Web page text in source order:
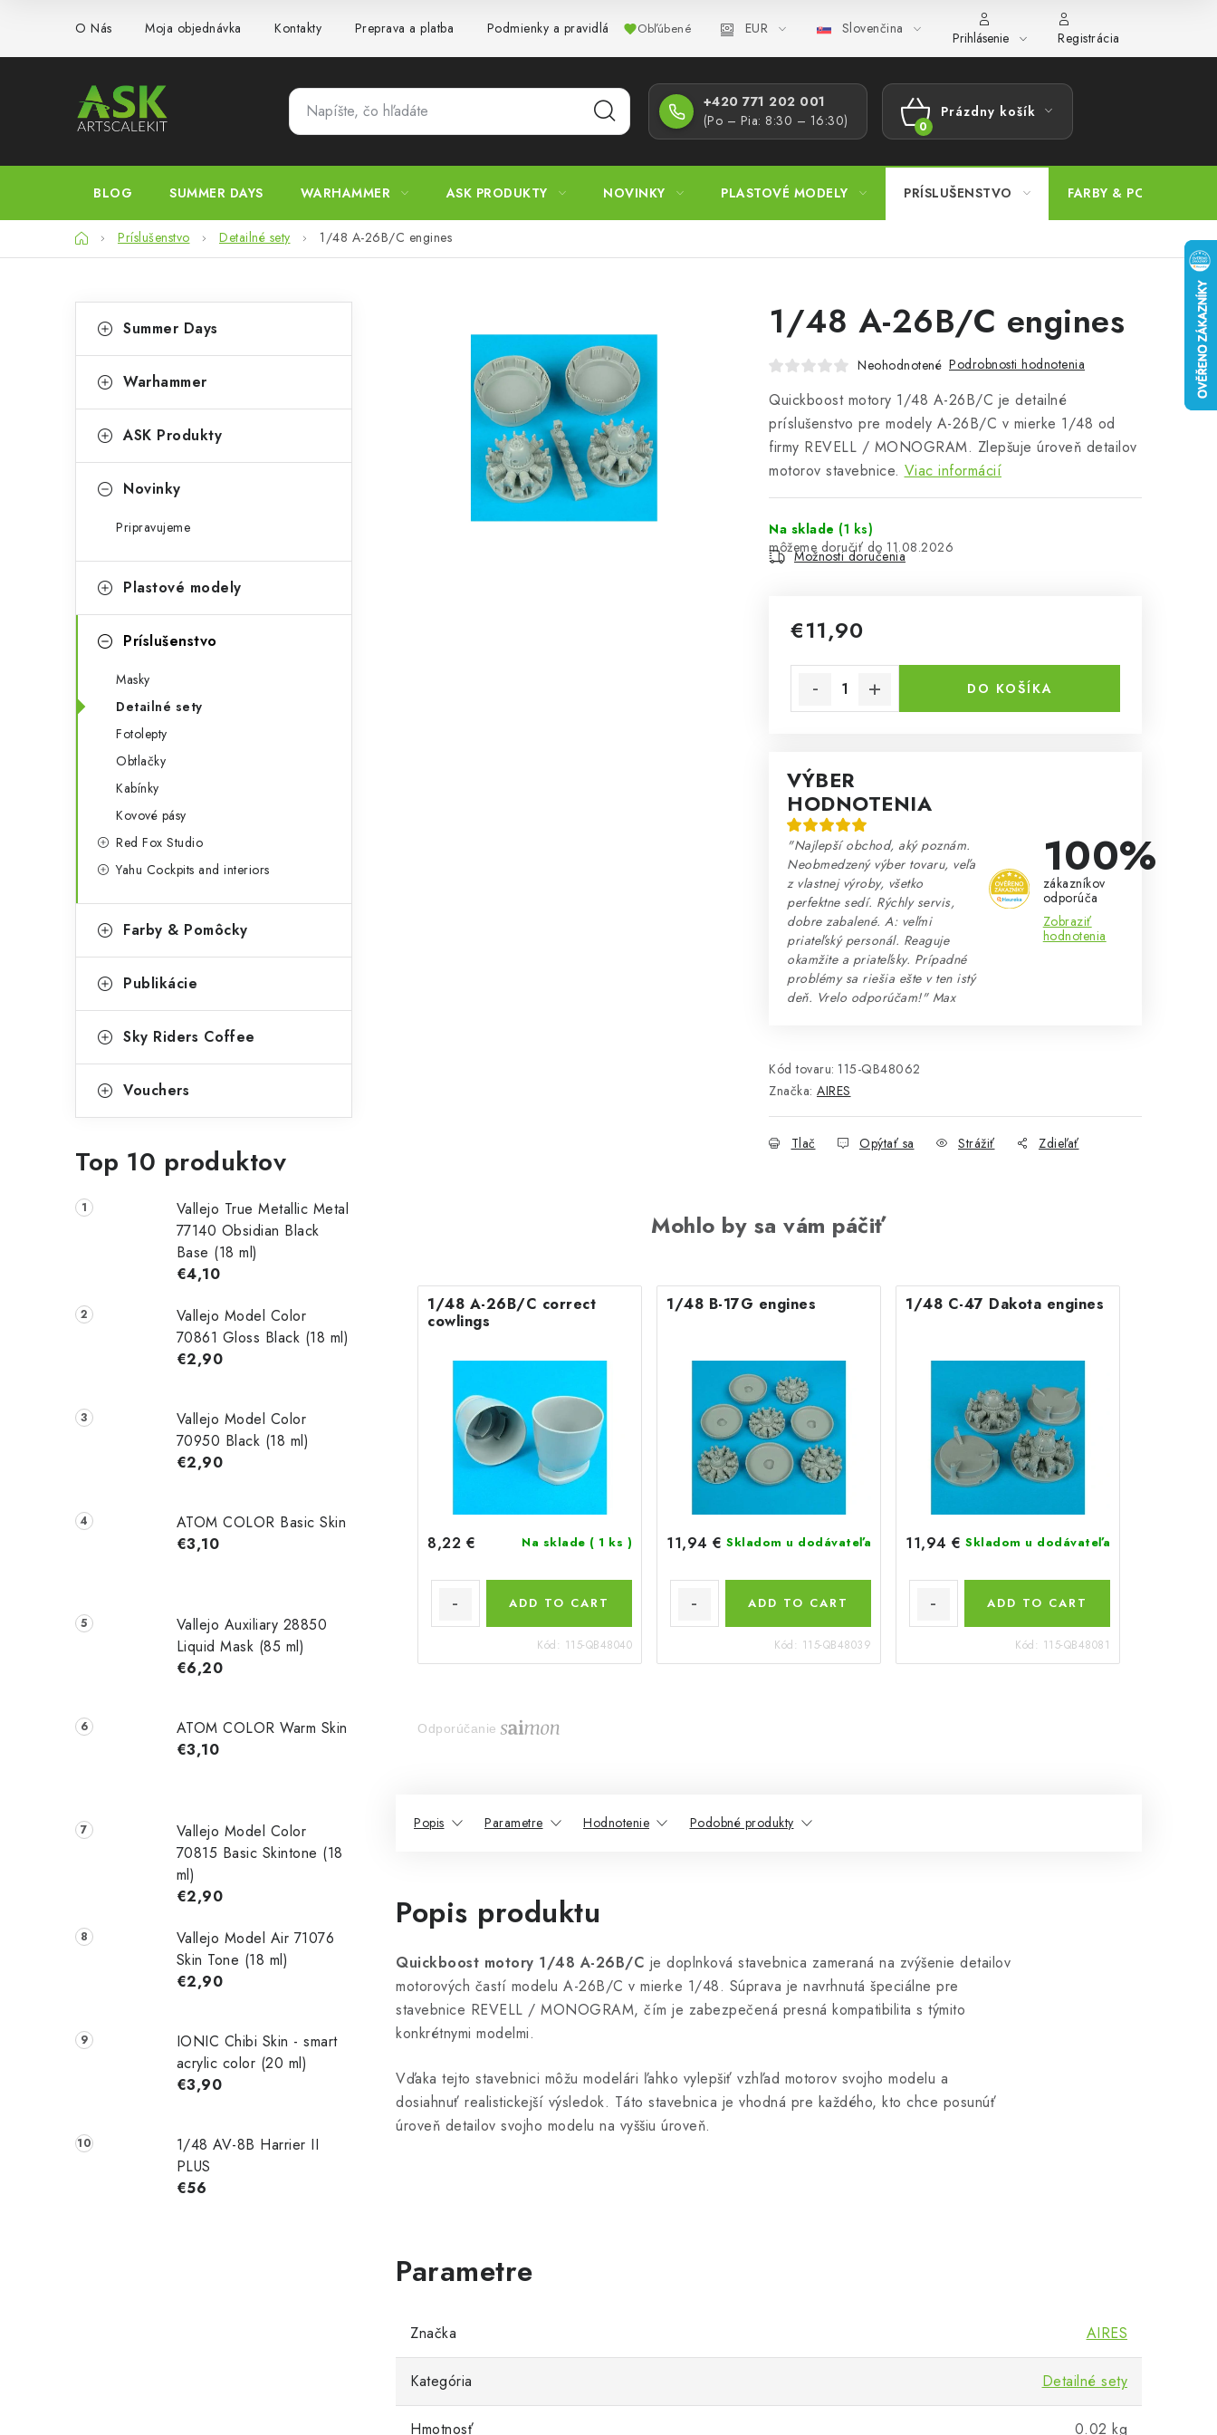
obsah
O Nás Moja objednávka Kontakty Preprava a platba Podmienky a pravidlá Zásady ochrany osobných údajov Postup pri podávaní sťažností Veľkoobchod
Obľúbené EUR Slovenčina
Prihlásenie Registrácia
+420 771 202 001​
(Po – Pia: 8:30 – 16:30)
NÁKUPNÝ
Prázdny košík
BLOG SUMMER DAYS WARHAMMER ASK PRODUKTY NOVINKY PLASTOVÉ MODELY PRÍSLUŠENSTVO FARBY & POMÔCKY
DomovPríslušenstvo Detailné sety 1/48 A-26B/C engines
o
n
ý
n
l
kategórie
a
e
ó
e
Summer Days
Warhammer
ASK Produkty
Novinky
Pripravujeme
Plastové modely
Príslušenstvo
Masky
Detailné sety
Fotolepty
Obtlačky
Kabínky
Kovové pásy
Red Fox Studio
Yahu Cockpits and interiors
Farby & Pomôcky
Publikácie
Sky Riders Coffee
Vouchers
Top 10 produktov
Vallejo True Metallic Metal
77140 Obsidian Black
Base (18 ml)
€4,10
Vallejo Model Color
70861 Gloss Black (18 ml)
€2,90
Vallejo Model Color
70950 Black (18 ml)
€2,90
ATOM COLOR Basic Skin
€3,10
Vallejo Auxiliary 28850
Liquid Mask (85 ml)
€6,20
ATOM COLOR Warm Skin
€3,10
Vallejo Model Color
70815 Basic Skintone (18
ml)
€2,90
Vallejo Model Air 71076
Skin Tone (18 ml)
€2,90
IONIC Chibi Skin - smart
acrylic color (20 ml)
€3,90
1/48 AV-8B Harrier II
PLUS
€56
1/48 A-26B/C engines
Neohodnotené Podrobnosti hodnotenia
Quickboost motory 1/48 A-26B/C je detailné
príslušenstvo pre modely A-26B/C v mierke 1/48 od
firmy REVELL / MONOGRAM. Zlepšuje úroveň detailov
motorov stavebnice. Viac informácií
Na sklade (1 ks)
11.08.2026
Možnosti doručenia
€11,90
DO KOŠÍKA
VÝBER
HODNOTENIA
"Najlepší obchod, aký poznám.
Neobmedzený výber tovaru, veľa
z vlastnej výroby, všetko
perfektne sedí. Rýchly servis,
dobre zabalené. A: veľmi
priateľský personál. Reaguje
okamžite a priateľsky. Prípadné
problémy sa riešia ešte v ten istý
deň. Vrelo odporúčam!" Max
100%
zákazníkov
odporúča
Zobraziť
hodnotenia
Kód tovaru: 115-QB48062
Značka: AIRES
Tlač Opýtať sa Strážiť Zdieľať
Mohlo by sa vám páčiť
1/48 A-26B/C correct
cowlings
8,22 € Na sklade ( 1 ks )
ADD TO CART
Kód: 115-QB48040
1/48 B-17G engines
11,94 € Skladom u dodávateľa
ADD TO CART
Kód: 115-QB48039
1/48 C-47 Dakota engines
11,94 € Skladom u dodávateľa
ADD TO CART
Kód: 115-QB48081
Odporúčanie
Popis Parametre Hodnotenie Podobné produkty
Popis produktu
Quickboost motory 1/48 A-26B/C je doplnková stavebnica zameraná na zvýšenie detailov
motorových častí modelu A-26B/C v mierke 1/48. Súprava je navrhnutá špeciálne pre
stavebnice REVELL / MONOGRAM, čím je zabezpečená presná kompatibilita s týmito
konkrétnymi modelmi.
Vďaka tejto stavebnici môžu modelári ľahko vylepšiť vzhľad motorov svojho modelu a
dosiahnuť realistickejší výsledok. Táto stavebnica je vhodná pre každého, kto chce posunúť
úroveň detailov svojho modelu na vyššiu úroveň.
Značka AIRES
Kategória Detailné sety
Hmotnosť 0.02 kg